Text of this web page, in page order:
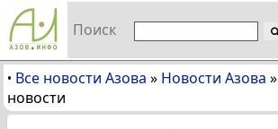
Поиск
• Все новости Азова » Новости Азова »
новости